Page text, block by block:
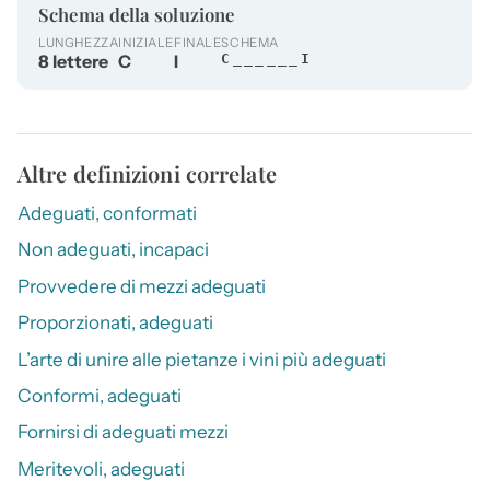
Schema della soluzione
LUNGHEZZA
8 lettere
INIZIALE
C
FINALE
I
SCHEMA
C______I
Altre definizioni correlate
Adeguati, conformati
Non adeguati, incapaci
Provvedere di mezzi adeguati
Proporzionati, adeguati
L’arte di unire alle pietanze i vini più adeguati
Conformi, adeguati
Fornirsi di adeguati mezzi
Meritevoli, adeguati